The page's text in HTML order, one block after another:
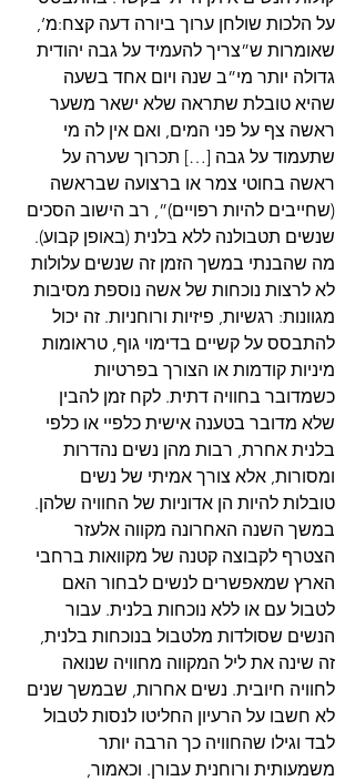
על הלכות שולחן ערוך ביורה דעה קצח:מ’,
שאומרות ש”צריך להעמיד על גבה יהודית
גדולה יותר מי”ב שנה ויום אחד בשעה
שהיא טובלת שתראה שלא ישאר משער
ראשה צף על פני המים, ואם אין לה מי
שתעמוד על גבה […] תכרוך שערה על
ראשה בחוטי צמר או ברצועה שבראשה
(שחייבים להיות רפויים)”, רב הישוב הסכים
שנשים תטבולנה ללא בלנית (באופן קבוע).
מה שהבנתי במשך הזמן זה שנשים עלולות
לא לרצות נוכחות של אשה נוספת מסיבות
מגוונות: רגשיות, פיזיות ורוחניות. זה יכול
להתבסס על קשיים בדימוי גוף, טראומות
מיניות קודמות או הצורך בפרטיות
כשמדובר בחוויה דתית. לקח זמן להבין
שלא מדובר בטענה אישית כלפיי או כלפי
בלנית אחרת, רבות מהן נשים נהדרות
ומסורות, אלא צורך אמיתי של נשים
טובלות להיות הן אדוניות של החוויה שלהן.
במשך השנה האחרונה מקווה אלעזר
הצטרף לקבוצה קטנה של מקוואות ברחבי
הארץ שמאפשרים לנשים לבחור האם
לטבול עם או ללא נוכחות בלנית. עבור
הנשים שסולדות מלטבול בנוכחות בלנית,
זה שינה את ליל המקווה מחוויה שנואה
לחוויה חיובית. נשים אחרות, שבמשך שנים
לא חשבו על הרעיון החליטו לנסות לטבול
לבד וגילו שהחוויה כך הרבה יותר
משמעותית ורוחנית עבורן. וכאמור,